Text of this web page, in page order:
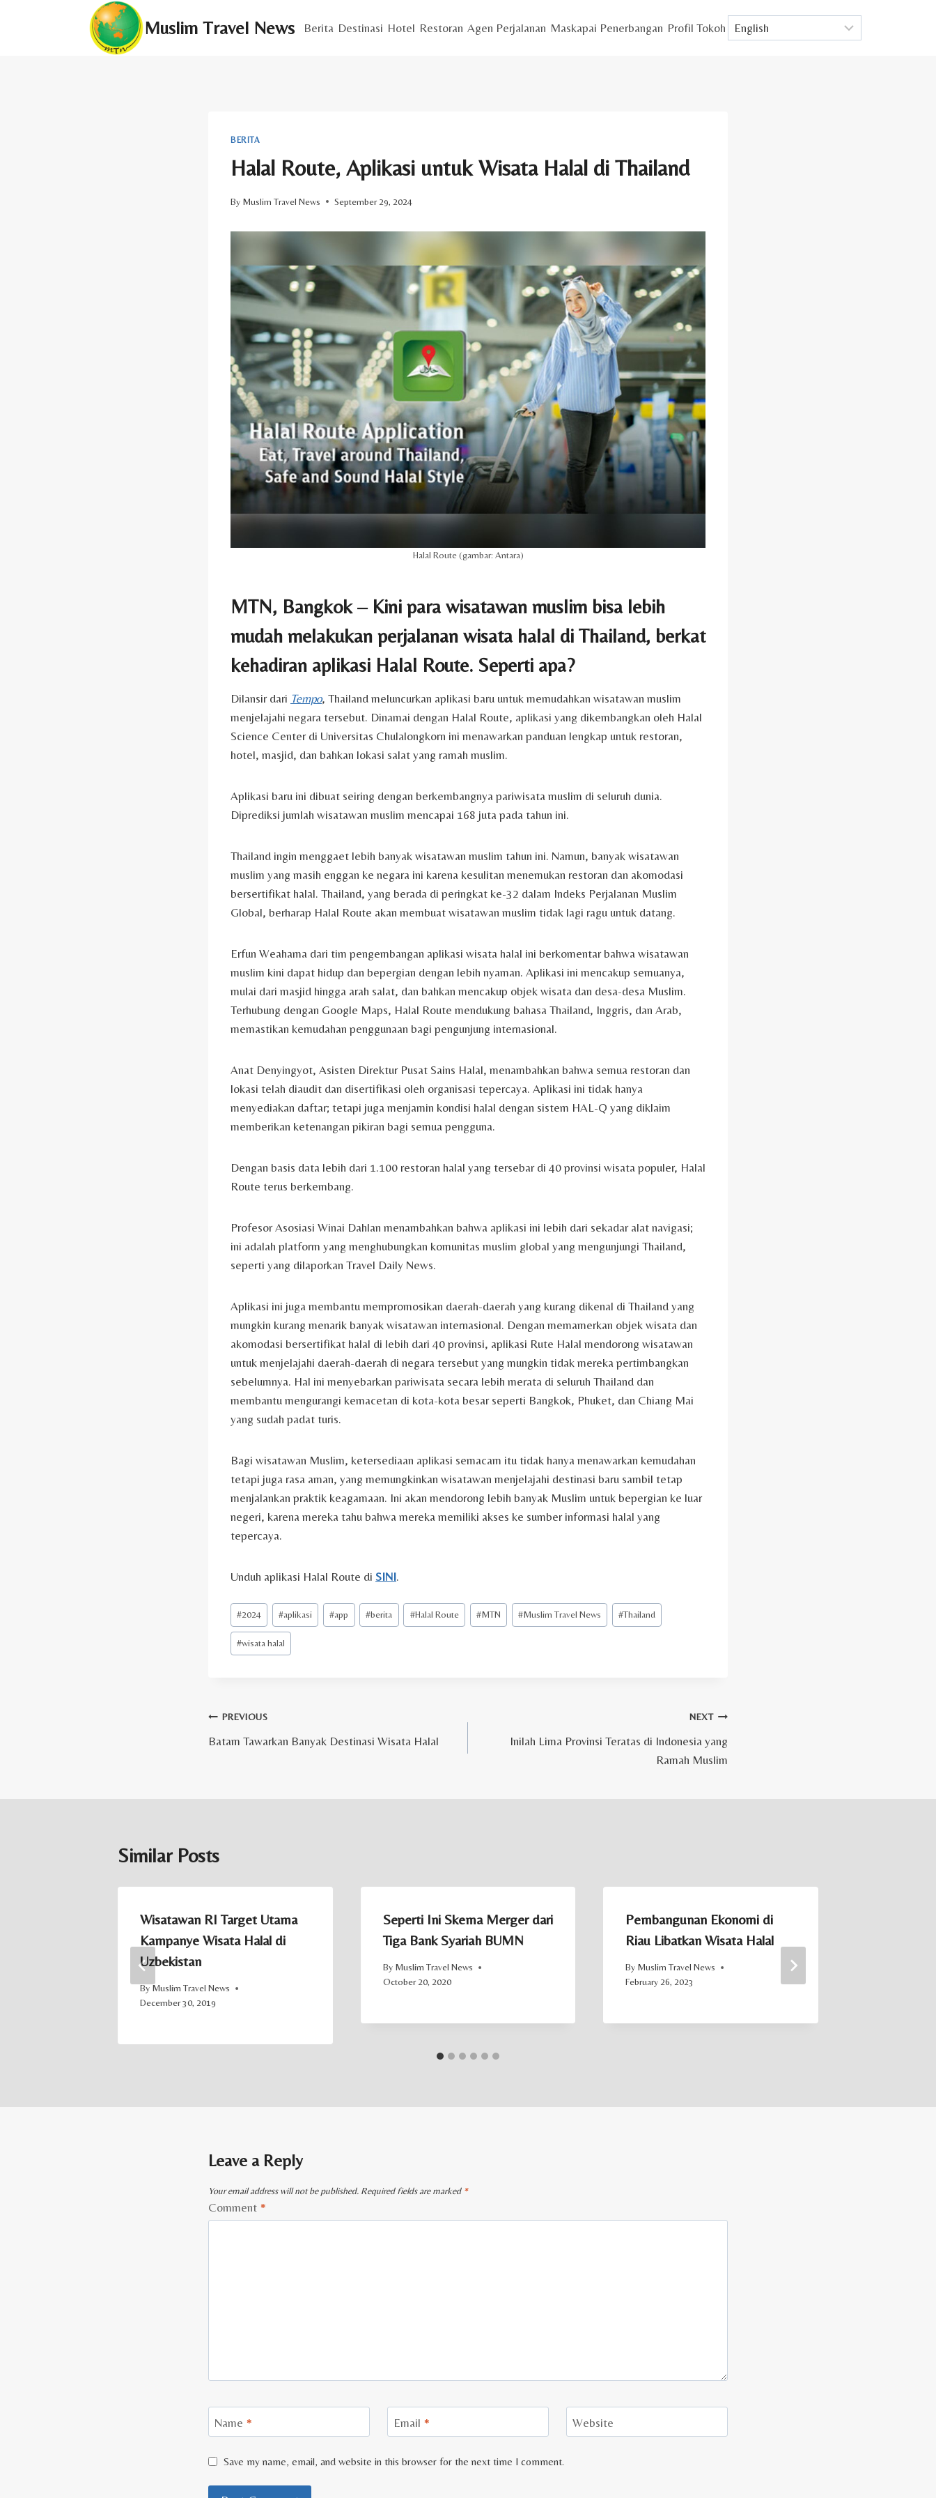
Muslim Travel News Berita Destinasi Hotel Restoran Agen Perjalanan Maskapai Penerbangan Profil Tokoh
BERITA
Halal Route, Aplikasi untuk Wisata Halal di Thailand
By Muslim Travel News September 29, 2024
Halal Route (gambar: Antara)
MTN, Bangkok – Kini para wisatawan muslim bisa lebih
mudah melakukan perjalanan wisata halal di Thailand, berkat
kehadiran aplikasi Halal Route. Seperti apa?
Dilansir dari Tempo, Thailand meluncurkan aplikasi baru untuk memudahkan wisatawan muslim
menjelajahi negara tersebut. Dinamai dengan Halal Route, aplikasi yang dikembangkan oleh Halal
Science Center di Universitas Chulalongkorn ini menawarkan panduan lengkap untuk restoran,
hotel, masjid, dan bahkan lokasi salat yang ramah muslim.
Aplikasi baru ini dibuat seiring dengan berkembangnya pariwisata muslim di seluruh dunia.
Diprediksi jumlah wisatawan muslim mencapai 168 juta pada tahun ini.
Thailand ingin menggaet lebih banyak wisatawan muslim tahun ini. Namun, banyak wisatawan
muslim yang masih enggan ke negara ini karena kesulitan menemukan restoran dan akomodasi
bersertifikat halal. Thailand, yang berada di peringkat ke-32 dalam Indeks Perjalanan Muslim
Global, berharap Halal Route akan membuat wisatawan muslim tidak lagi ragu untuk datang.
Erfun Weahama dari tim pengembangan aplikasi wisata halal ini berkomentar bahwa wisatawan
muslim kini dapat hidup dan bepergian dengan lebih nyaman. Aplikasi ini mencakup semuanya,
mulai dari masjid hingga arah salat, dan bahkan mencakup objek wisata dan desa-desa Muslim.
Terhubung dengan Google Maps, Halal Route mendukung bahasa Thailand, Inggris, dan Arab,
memastikan kemudahan penggunaan bagi pengunjung internasional.
Anat Denyingyot, Asisten Direktur Pusat Sains Halal, menambahkan bahwa semua restoran dan
lokasi telah diaudit dan disertifikasi oleh organisasi tepercaya. Aplikasi ini tidak hanya
menyediakan daftar; tetapi juga menjamin kondisi halal dengan sistem HAL-Q yang diklaim
memberikan ketenangan pikiran bagi semua pengguna.
Dengan basis data lebih dari 1.100 restoran halal yang tersebar di 40 provinsi wisata populer, Halal
Route terus berkembang.
Profesor Asosiasi Winai Dahlan menambahkan bahwa aplikasi ini lebih dari sekadar alat navigasi;
ini adalah platform yang menghubungkan komunitas muslim global yang mengunjungi Thailand,
seperti yang dilaporkan Travel Daily News.
Aplikasi ini juga membantu mempromosikan daerah-daerah yang kurang dikenal di Thailand yang
mungkin kurang menarik banyak wisatawan internasional. Dengan memamerkan objek wisata dan
akomodasi bersertifikat halal di lebih dari 40 provinsi, aplikasi Rute Halal mendorong wisatawan
untuk menjelajahi daerah-daerah di negara tersebut yang mungkin tidak mereka pertimbangkan
sebelumnya. Hal ini menyebarkan pariwisata secara lebih merata di seluruh Thailand dan
membantu mengurangi kemacetan di kota-kota besar seperti Bangkok, Phuket, dan Chiang Mai
yang sudah padat turis.
Bagi wisatawan Muslim, ketersediaan aplikasi semacam itu tidak hanya menawarkan kemudahan
tetapi juga rasa aman, yang memungkinkan wisatawan menjelajahi destinasi baru sambil tetap
menjalankan praktik keagamaan. Ini akan mendorong lebih banyak Muslim untuk bepergian ke luar
negeri, karena mereka tahu bahwa mereka memiliki akses ke sumber informasi halal yang
tepercaya.
Unduh aplikasi Halal Route di SINI.
Post
Tags:
#2024 #aplikasi #app #berita #Halal Route #MTN #Muslim Travel News #Thailand
#wisata halal
Post
navigation
PREVIOUS
Batam Tawarkan Banyak Destinasi Wisata Halal
NEXT
Inilah Lima Provinsi Teratas di Indonesia yang
Ramah Muslim
Similar Posts
Wisatawan RI Target Utama
Kampanye Wisata Halal di
Uzbekistan
ByMuslim Travel News
December 30, 2019
Seperti Ini Skema Merger dari
Tiga Bank Syariah BUMN
By Muslim Travel News
October 20, 2020
Pembangunan Ekonomi di
Riau Libatkan Wisata Halal
By Muslim Travel News
February 26, 2023
Leave a Reply
Your email address will not be published. Required fields are marked *
Comment *
Name * Email * Website
Save my name, email, and website in this browser for the next time I comment.